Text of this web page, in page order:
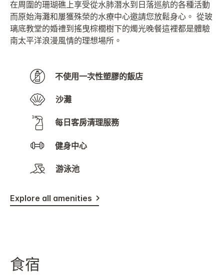
在周圍的珊瑚礁上享受從水肺潛水到日落巡航的各種活動
而原始海灘和屢獲殊榮的水療中心邀請您放鬆身心。 從玻
璃底教堂的婚禮到搖曳棕櫚樹下的燭光晚餐這裡都是體驗
南太平洋浪漫風情的理想場所。
不使用一次性塑膠的飯店
沙灘
每日客房清理服務
健身中心
游泳池
Explore all amenities
食宿